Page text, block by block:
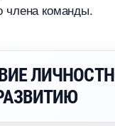
члена команды.